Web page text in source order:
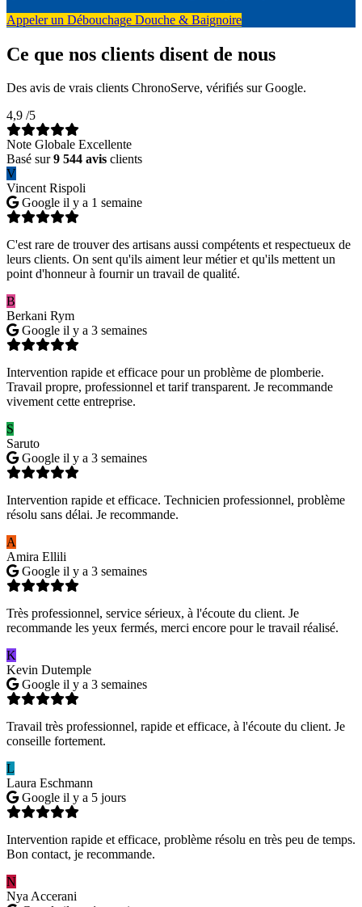
Appeler un Débouchage Douche & Baignoire
Ce que nos clients disent de nous
Des avis de vrais clients ChronoServe, vérifiés sur Google.
4,9 /5
Note Globale Excellente
Basé sur9 544 avis clients
V
Vincent Rispoli
Google il y a 1 semaine
C'est rare de trouver des artisans aussi compétents et respectueux de
leurs clients. On sent qu'ils aiment leur métier et qu'ils mettent un
point d'honneur à fournir un travail de qualité.
B
Berkani Rym
Google il y a 3 semaines
Intervention rapide et efficace pour un problème de plomberie.
Travail propre, professionnel et tarif transparent. Je recommande
vivement cette entreprise.
S
Saruto
Google il y a 3 semaines
Intervention rapide et efficace. Technicien professionnel, problème
résolu sans délai. Je recommande.
A
Amira Ellili
Google il y a 3 semaines
Très professionnel, service sérieux, à l'écoute du client. Je
recommande les yeux fermés, merci encore pour le travail réalisé.
K
Kevin Dutemple
Google il y a 3 semaines
Travail très professionnel, rapide et efficace, à l'écoute du client. Je
conseille fortement.
L
Laura Eschmann
Google il y a 5 jours
Intervention rapide et efficace, problème résolu en très peu de temps.
Bon contact, je recommande.
N
Nya Accerani